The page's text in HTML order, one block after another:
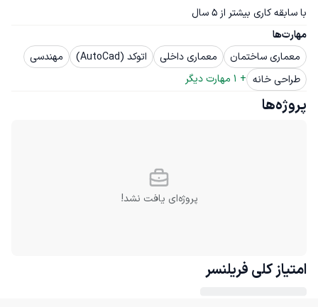
با سابقه کاری بیشتر از ۵ سال
مهارت‌ها
معماری ساختمان
معماری داخلی اتوکد (AutoCad)
مهندسی
طراحی خانه +
1 مهارت دیگر
پروژه‌ها
پروژه‌ای یافت نشد!
امتیاز کلی فریلنسر